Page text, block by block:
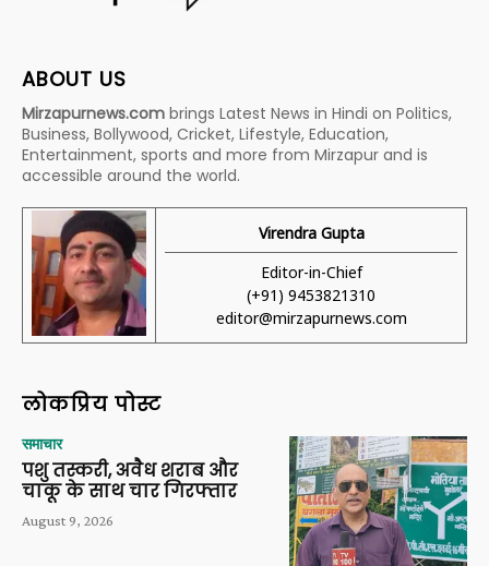
ABOUT US
Mirzapurnews.com brings Latest News in Hindi on Politics,
Business, Bollywood, Cricket, Lifestyle, Education,
Entertainment, sports and more from Mirzapur and is
accessible around the world.
Virendra Gupta
Editor-in-Chief
(+91) 9453821310
editor@mirzapurnews.com
लोकप्रिय पोस्ट
समाचार
पशु तस्करी, अवैध शराब और
चाकू के साथ चार गिरफ्तार
August 9, 2026